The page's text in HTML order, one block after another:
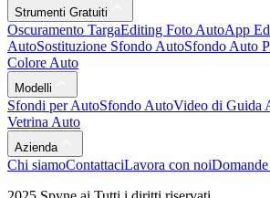
Strumenti Gratuiti
Oscuramento TargaEditing Foto AutoApp
AutoSostituzione Sfondo AutoSfondo Auto
Colore Auto
Modelli
Sfondi per AutoSfondo AutoVideo di Guida
Vetrina Auto
Azienda
Chi siamoContattaciLavora con noi